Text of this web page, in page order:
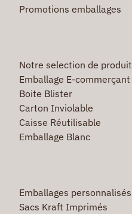
Promotions emballages
Notre selection de produit
Emballage E-commerçant
Boite Blister
Carton Inviolable
Caisse Réutilisable
Emballage Blanc
Emballages personnalisés
Sacs Kraft Imprimés